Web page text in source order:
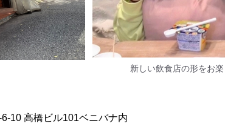
新しい飲食店の形を
高橋ビル101ベニバナ内